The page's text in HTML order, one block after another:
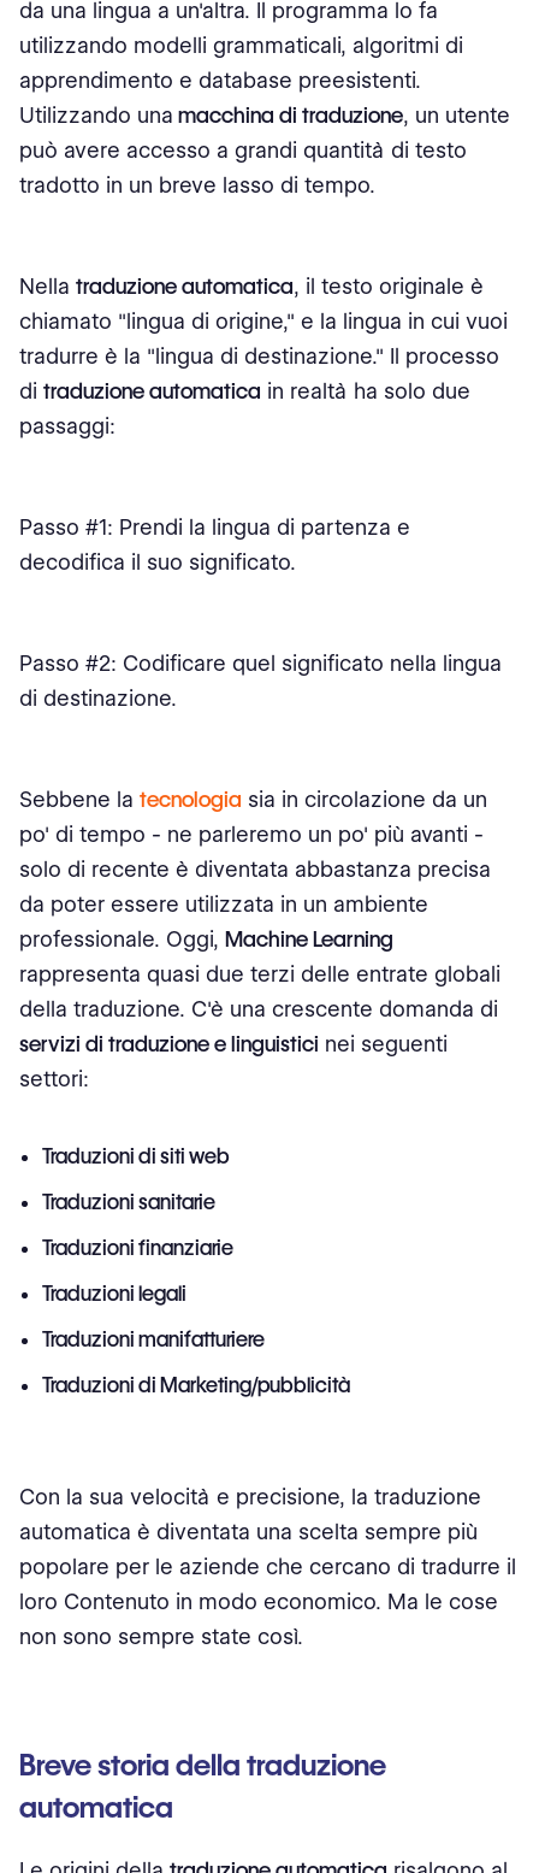
ChatGPT è uno strumento di traduzione?
Pensieri conclusivi
da una lingua a un'altra. Il programma lo fa
utilizzando modelli grammaticali, algoritmi di
apprendimento e database preesistenti.
Utilizzando una macchina di traduzione, un utente
può avere accesso a grandi quantità di testo
tradotto in un breve lasso di tempo.
Nella traduzione automatica, il testo originale è
chiamato "lingua di origine," e la lingua in cui vuoi
tradurre è la "lingua di destinazione." Il processo
di traduzione automatica in realtà ha solo due
passaggi:
Passo #1: Prendi la lingua di partenza e
decodifica il suo significato.
Passo #2: Codificare quel significato nella lingua
di destinazione.
Sebbene la tecnologia sia in circolazione da un
po' di tempo - ne parleremo un po' più avanti -
solo di recente è diventata abbastanza precisa
da poter essere utilizzata in un ambiente
professionale. Oggi, Machine Learning
rappresenta quasi due terzi delle entrate globali
della traduzione. C'è una crescente domanda di
servizi di traduzione e linguistici nei seguenti
settori:
Traduzioni di siti web
Traduzioni sanitarie
Traduzioni finanziarie
Traduzioni legali
Traduzioni manifatturiere
Traduzioni di Marketing/pubblicità
Con la sua velocità e precisione, la traduzione
automatica è diventata una scelta sempre più
popolare per le aziende che cercano di tradurre il
loro Contenuto in modo economico. Ma le cose
non sono sempre state così.
Breve storia della traduzione
automatica